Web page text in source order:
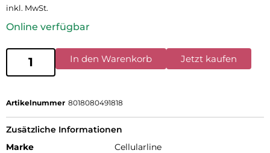
inkl. MwSt.
Online verfügbar
In den Warenkorb Jetzt kaufen
Artikelnummer 8018080491818
Zusätzliche Informationen
Marke
Cellularline